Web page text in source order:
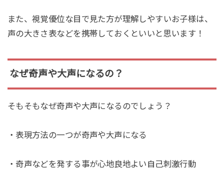
また、視覚優位な目で見た方が理解しやすいお子様は、
声の大きさ表などを携帯しておくといいと思います！
なぜ奇声や大声になるの？
そもそもなぜ奇声や大声になるのでしょう？
・表現方法の一つが奇声や大声になる
・奇声などを発する事が心地良地よい自己刺激行動